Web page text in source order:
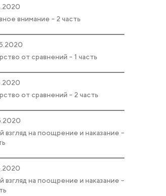
внимание - 2 часть
от сравнений - 1 часть
от сравнений - 2 часть
взгляд на поощрение и наказание -
взгляд на поощрение и наказание -